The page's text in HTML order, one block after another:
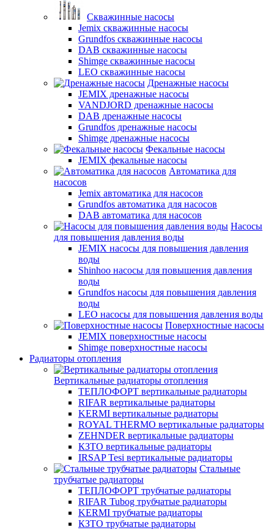
Скважинные насосы
Jemix cкважинные насосы
Grundfos скважинные насосы
DAB скважинные насосы
Shimge скважинные насосы
LEO скважинные насосы
Дренажные насосы
JEMIX дренажные насосы
VANDJORD дренажные насосы
DAB дренажные насосы
Grundfos дренажные насосы
Shimge дренажные насосы
Фекальные насосы
JEMIX фекальные насосы
Автоматика для
насосов
Jemix автоматика для насосов
Grundfos автоматика для насосов
DAB автоматика для насосов
Насосы
для повышения давления воды
JEMIX насосы для повышения давления
воды
Shinhoo насосы для повышения давления
воды
Grundfos насосы для повышения давления
воды
LEO насосы для повышения давления воды
Поверхностные насосы
JEMIX поверхностные насосы
Shimge поверхностные насосы
Радиаторы отопления
Вертикальные радиаторы отопления
ТЕПЛОФОРТ вертикальные радиаторы
RIFAR вертикальные радиаторы
KERMI вертикальные радиаторы
ROYAL THERMO вертикальные радиаторы
ZEHNDER вертикальные радиаторы
КЗТО вертикальные радиаторы
IRSAP Tesi вертикальные радиаторы
Стальные
трубчатые радиаторы
ТЕПЛОФОРТ трубчатые радиаторы
RIFAR Tubog трубчатые радиаторы
KERMI трубчатые радиаторы
КЗТО трубчатые радиаторы